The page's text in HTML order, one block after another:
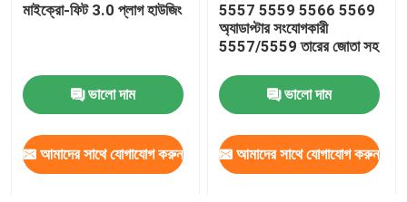
মাইক্রো-ফিট 3.0 প্লাগ হাউজিং
ভালো দাম
আমাদের সাথে যোগাযোগ করুন
5557 5559 5566 5569
অ্যাডাপ্টার সংযোগকারী
5557/5559 তারের জোতা সহ
ভালো দাম
আমাদের সাথে যোগাযোগ করুন